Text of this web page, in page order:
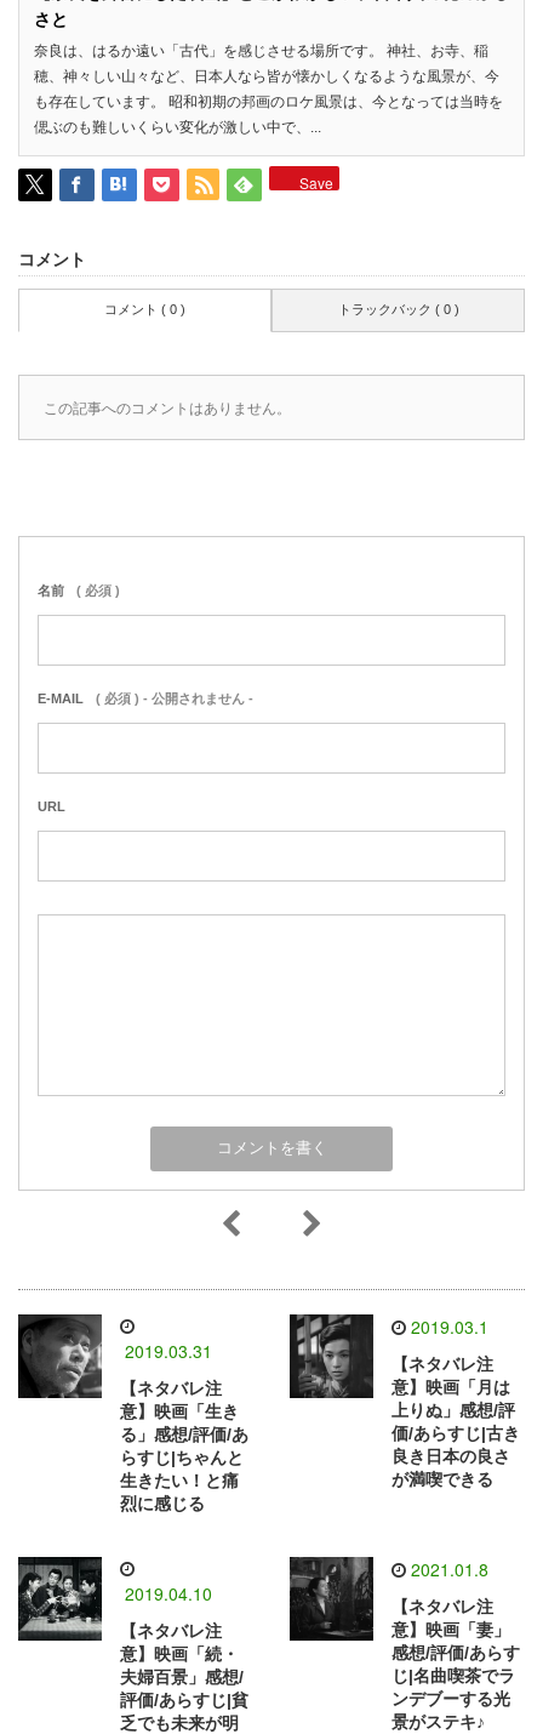
さと
奈良は、はるか遠い「古代」を感じさせる場所です。 神社、お寺、稲
穂、神々しい山々など、日本人なら皆が懐かしくなるような風景が、今
も存在しています。 昭和初期の邦画のロケ風景は、今となっては当時を
偲ぶのも難しいくらい変化が激しい中で、...
Save
コメント
コメント ( 0 ) トラックバック ( 0 )
この記事へのコメントはありません。
名前 ( 必須 )
E-MAIL ( 必須 ) - 公開されません -
URL
2019.03.31
【ネタバレ注
意】映画「生き
る」感想/評価/あ
らすじ|ちゃんと
生きたい！と痛
烈に感じる
2019.03.1
【ネタバレ注
意】映画「月は
上りぬ」感想/評
価/あらすじ|古き
良き日本の良さ
が満喫できる
2019.04.10
【ネタバレ注
意】映画「続・
夫婦百景」感想/
評価/あらすじ|貧
乏でも未来が明
2021.01.8
【ネタバレ注
意】映画「妻」
感想/評価/あらす
じ|名曲喫茶でラ
ンデブーする光
景がステキ♪